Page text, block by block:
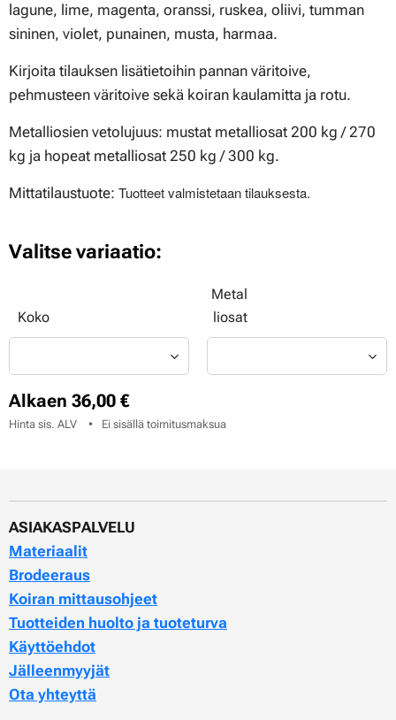
lagune, lime, magenta, oranssi, ruskea, oliivi, tumman
sininen, violet, punainen, musta, harmaa.
Kirjoita tilauksen lisätietoihin pannan väritoive,
pehmusteen väritoive sekä koiran kaulamitta ja rotu.
Metalliosien vetolujuus: mustat metalliosat 200 kg / 270
kg ja hopeat metalliosat 250 kg / 300 kg.
Mittatilaustuote: Tuotteet valmistetaan tilauksesta.
Valitse variaatio:
Koko
Metal
liosat
Alkaen 36,00 €
Hinta sis. ALV Ei sisällä toimitusmaksua
ASIAKASPALVELU
Materiaalit
Brodeeraus
Koiran mittausohjeet
Tuotteiden huolto ja tuoteturva
Käyttöehdot
Jälleenmyyjät
Ota yhteyttä